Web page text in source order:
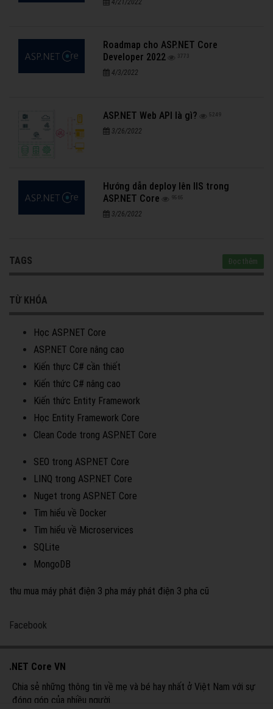
4/21/2022
Roadmap cho ASP.NET Core
Developer 2022
3773
4/3/2022
ASP.NET Web API là gì? 5249
3/26/2022
Hướng dẫn deploy lên IIS trong
ASP.NET Core
9565
3/26/2022
TAGS Đọc thêm
TỪ KHÓA
Học ASP.NET Core
ASP.NET Core nâng cao
Kiến thực C# cần thiết
Kiến thức C# nâng cao
Kiến thức Entity Framework
Học Entity Framework Core
Clean Code trong ASP.NET Core
SEO trong ASP.NET Core
LINQ trong ASP.NET Core
Nuget trong ASP.NET Core
Tìm hiểu về Docker
Tìm hiểu về Microservices
SQLite
MongoDB
thu mua máy phát điện 3 pha máy phát điện 3 pha cũ
Facebook
.NET Core VN
Chia sẻ những thông tin về mẹ và bé hay nhất ở Việt Nam với sự
đóng góp của nhiều người.